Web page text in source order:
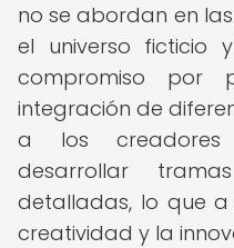
no se abordan en
el universo ficticio
compromiso por
integración de
a los
desarrollar
detalladas, lo que
creatividad y la